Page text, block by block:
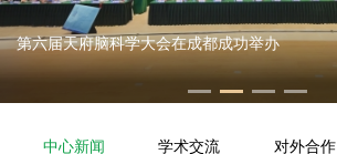
第六届天府脑科学大会在成都成功举办
中心新闻 学术交流 对外合作